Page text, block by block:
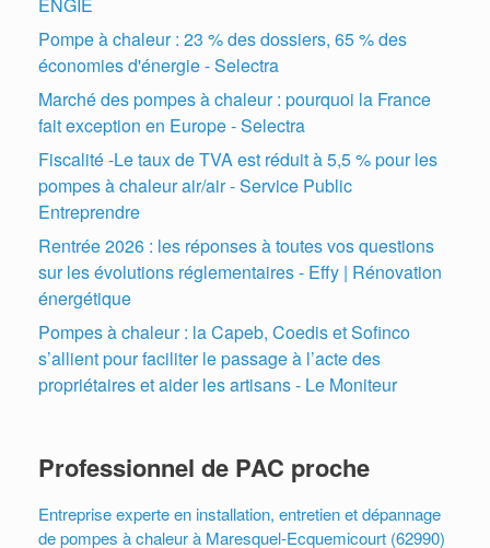
Pompe à chaleur : 23 % des dossiers, 65 % des
économies d'énergie - Selectra
Marché des pompes à chaleur : pourquoi la France
fait exception en Europe - Selectra
Fiscalité -Le taux de TVA est réduit à 5,5 % pour les
pompes à chaleur air/air - Service Public
Entreprendre
Rentrée 2026 : les réponses à toutes vos questions
sur les évolutions réglementaires - Effy | Rénovation
énergétique
Pompes à chaleur : la Capeb, Coedis et Sofinco
s’allient pour faciliter le passage à l’acte des
propriétaires et aider les artisans - Le Moniteur
Professionnel de PAC proche
Entreprise experte en installation, entretien et dépannage
de pompes à chaleur à Maresquel-Ecquemicourt (62990)